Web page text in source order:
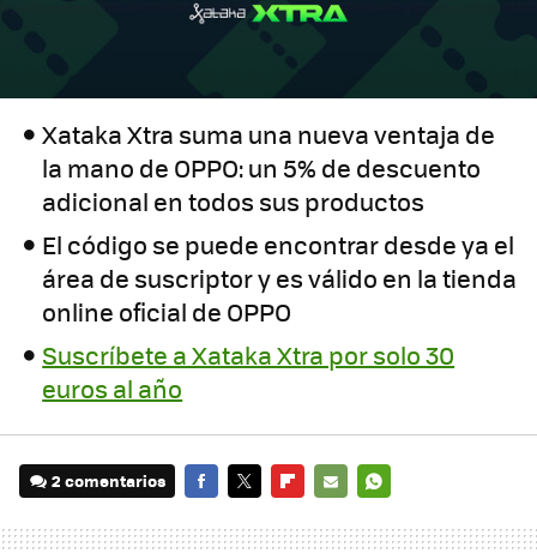
Xataka Xtra suma una nueva ventaja de
la mano de OPPO: un 5% de descuento
adicional en todos sus productos
El código se puede encontrar desde ya el
área de suscriptor y es válido en la tienda
online oficial de OPPO
Suscríbete a Xataka Xtra por solo 30
euros al año
2 comentarios
MAIL